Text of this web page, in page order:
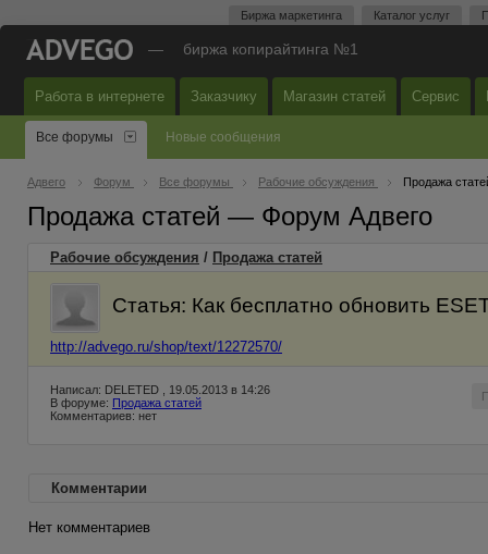
Биржа маркетинга Каталог услуг
— биржа копирайтинга №1
Работа в интернете Заказчику Магазин статей Сервис
Все форумы Новые сообщения
Адвего Форум Все форумы Рабочие обсуждения Продажа
Продажа статей — Форум Адвего
Рабочие обсуждения / Продажа статей
Статья: Как бесплатно обновить
http://advego.ru/shop/text/12272570/
Написал: DELETED , 19.05.2013 в 14:26
В форуме: Продажа статей
Комментариев: нет
Комментарии
Нет комментариев